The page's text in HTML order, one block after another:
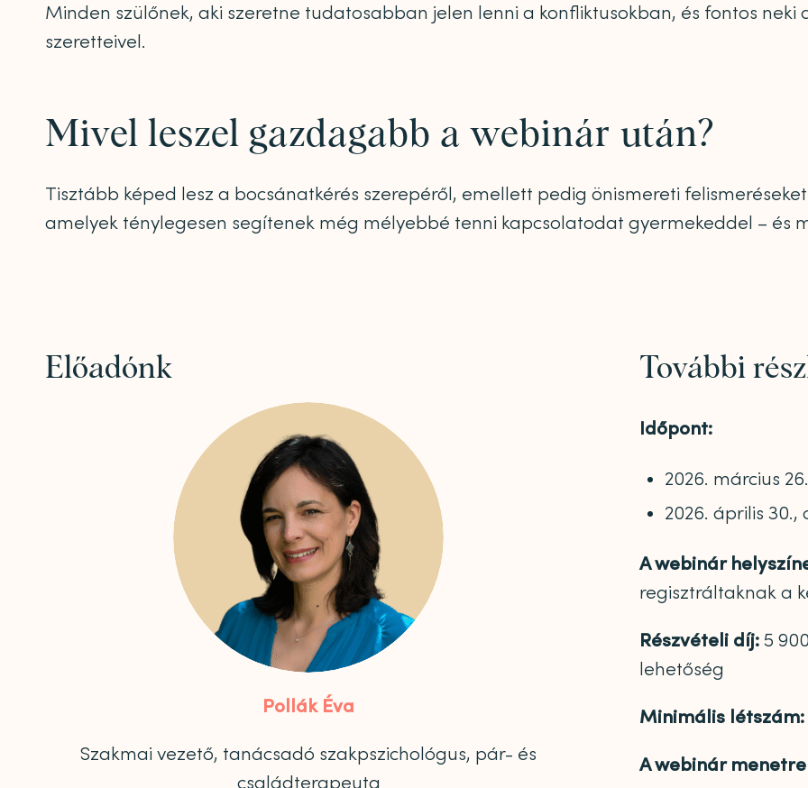
Minden szülőnek, aki szeretne tudatosabban jelen lenni a konfliktusokban, és fontos
szeretteivel.
Mivel leszel gazdagabb a webinár után?
Tisztább képed lesz a bocsánatkérés szerepéről, emellett pedig önismereti
amelyek ténylegesen segítenek még mélyebbé tenni kapcsolatodat gyermekeddel – és
Előadónk
Pollák Éva
Szakmai vezető, tanácsadó szakpszichológus, pár- és
családterapeuta
További
Időpont:
2026. március
2026. április 30.,
A webinár
regisztráltaknak a
Részvételi díj: 5
lehetőség
Minimális létszám:
A webinár